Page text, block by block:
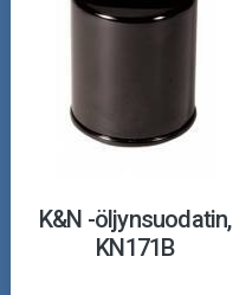
K&N -öljynsuodatin,
KN171B